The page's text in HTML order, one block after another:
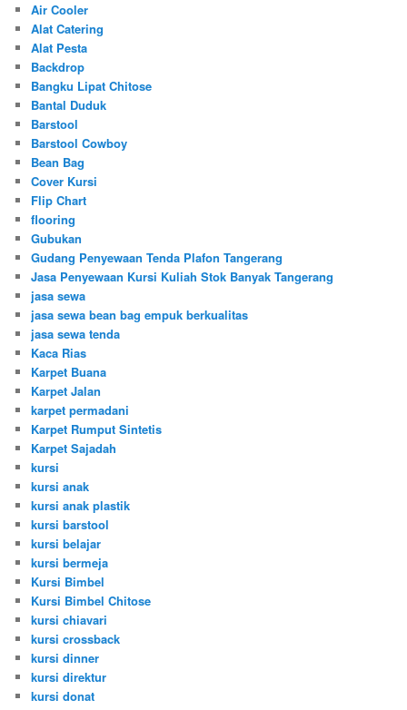
Air Cooler
Alat Catering
Alat Pesta
Backdrop
Bangku Lipat Chitose
Bantal Duduk
Barstool
Barstool Cowboy
Bean Bag
Cover Kursi
Flip Chart
flooring
Gubukan
Gudang Penyewaan Tenda Plafon Tangerang
Jasa Penyewaan Kursi Kuliah Stok Banyak Tangerang
jasa sewa
jasa sewa bean bag empuk berkualitas
jasa sewa tenda
Kaca Rias
Karpet Buana
Karpet Jalan
karpet permadani
Karpet Rumput Sintetis
Karpet Sajadah
kursi
kursi anak
kursi anak plastik
kursi barstool
kursi belajar
kursi bermeja
Kursi Bimbel
Kursi Bimbel Chitose
kursi chiavari
kursi crossback
kursi dinner
kursi direktur
kursi donat